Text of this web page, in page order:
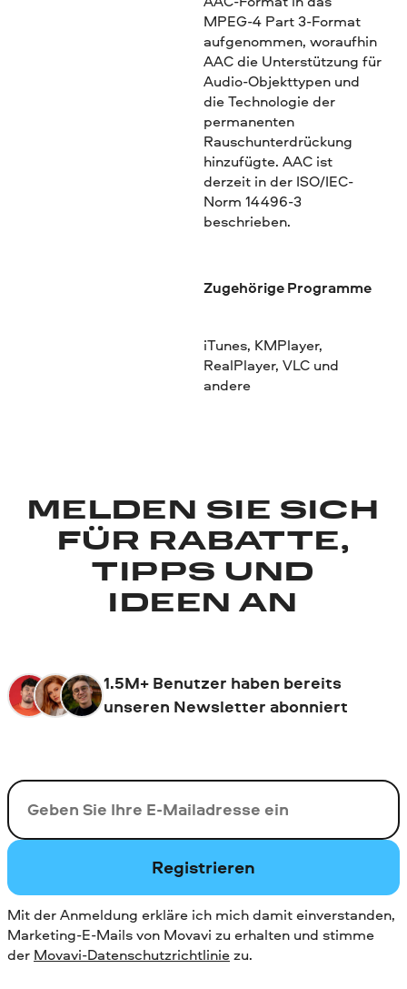
MPEG-4 Part 3-Format
aufgenommen, woraufhin
AAC die Unterstützung für
Audio-Objekttypen und
die Technologie der
permanenten
Rauschunterdrückung
hinzufügte. AAC ist
derzeit in der ISO/IEC-
Norm 14496-3
beschrieben.
Zugehörige Programme
iTunes, KMPlayer,
RealPlayer, VLC und
andere
MELDEN SIE SICH
FÜR RABATTE,
TIPPS UND
IDEEN AN
1.5M+ Benutzer haben bereits
unseren Newsletter abonniert
Ihre E-Mail-Addresse
Registrieren
Mit der Anmeldung erkläre ich mich damit einverstanden,
Marketing-E-Mails von Movavi zu erhalten und stimme
der Movavi-Datenschutzrichtliniezu.